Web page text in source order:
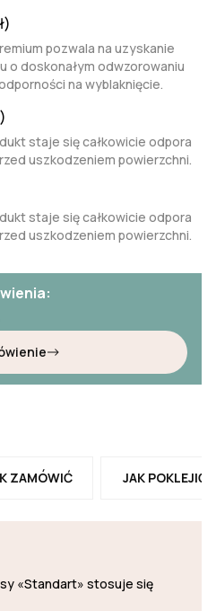
pozwala na uzyskanie
o doskonałym odwzorowaniu
na wyblaknięcie.
staje się całkowicie odpora
uszkodzeniem powierzchni.
staje się całkowicie odpora
uszkodzeniem powierzchni.
ZAMÓWIĆ JAK POKLEJIĆ
«Standart» stosuje się